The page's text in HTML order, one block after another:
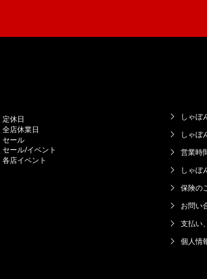
しゃぼ
しゃぼ
営業時
しゃぼ
保険の
お問い
支払い
個人情